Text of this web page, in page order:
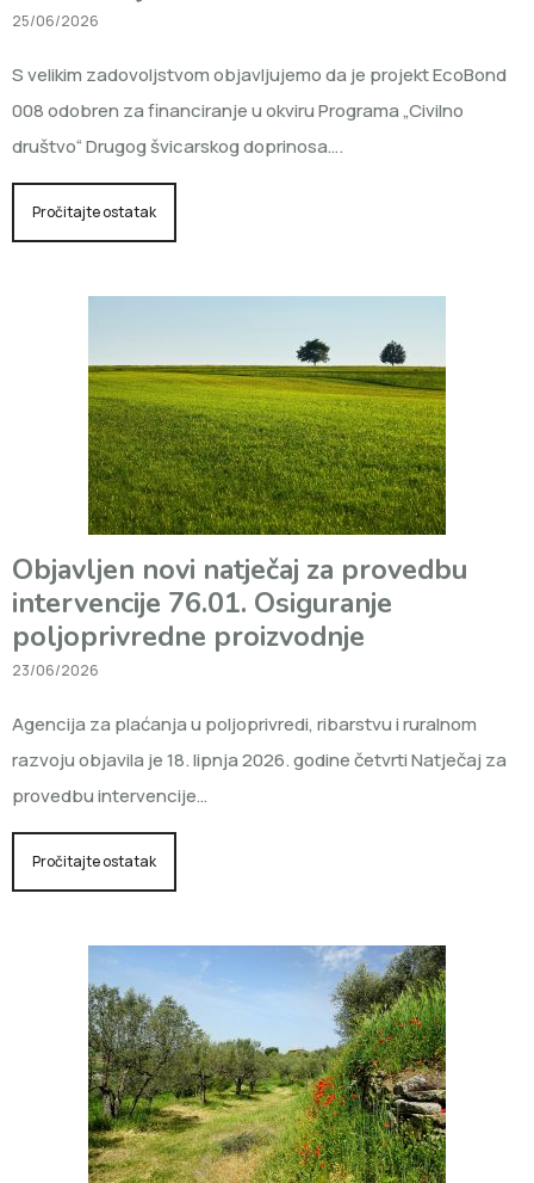
25/06/2026
S velikim zadovoljstvom objavljujemo da je projekt EcoBond
008 odobren za financiranje u okviru Programa „Civilno
društvo“ Drugog švicarskog doprinosa….
Pročitajte ostatak
Objavljen novi natječaj za provedbu
intervencije 76.01. Osiguranje
poljoprivredne proizvodnje
23/06/2026
Agencija za plaćanja u poljoprivredi, ribarstvu i ruralnom
razvoju objavila je 18. lipnja 2026. godine četvrti Natječaj za
provedbu intervencije…
Pročitajte ostatak